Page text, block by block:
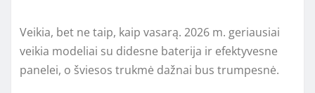
Veikia, bet ne taip, kaip vasarą. 2026 m. geriausiai
veikia modeliai su didesne baterija ir efektyvesne
panelei, o šviesos trukmė dažnai bus trumpesnė.